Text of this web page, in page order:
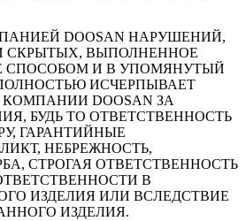
DOOSAN НАРУШЕНИЙ,
СКРЫТЫХ, ВЫПОЛНЕННОЕ
И В УПОМЯНУТЫЙ
ИСЧЕРПЫВАЕТ
DOOSAN ЗА
БУДЬ ТО ОТВЕТСТВЕННОСТЬ
ГАРАНТИЙНЫЕ
НЕБРЕЖНОСТЬ,
СТРОГАЯ ОТВЕТСТВЕННОСТЬ
В
ИЗДЕЛИЯ ИЛИ ВСЛЕДСТВИЕ
ИЗДЕЛИЯ.